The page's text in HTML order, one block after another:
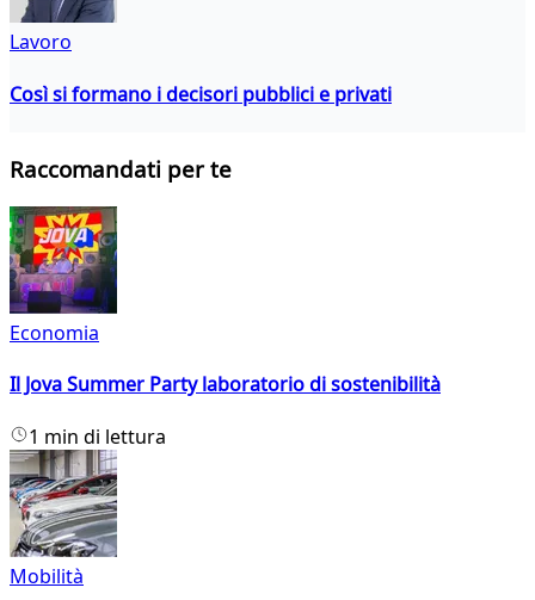
Lavoro
Così si formano i decisori pubblici e privati
Raccomandati per te
Economia
Il Jova Summer Party laboratorio di sostenibilità
1 min di lettura
Mobilità